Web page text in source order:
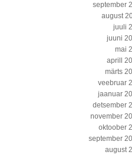
september
august
juuli
juuni
mai
aprill
märts
veebruar
jaanuar
detsember
november
oktoober
september
august